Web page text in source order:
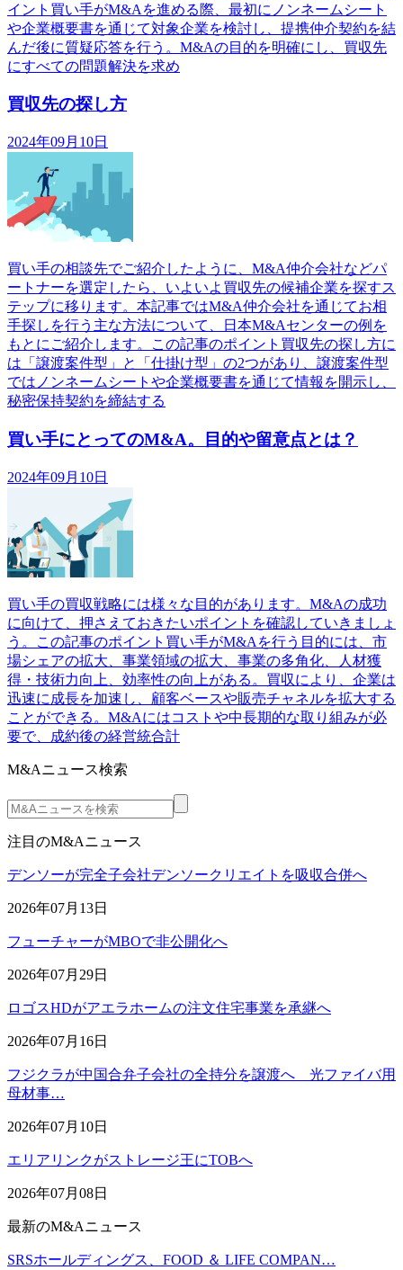
イント買い手がM&Aを進める際、最初にノンネームシート
や企業概要書を通じて対象企業を検討し、提携仲介契約を結
んだ後に質疑応答を行う。M&Aの目的を明確にし、買収先
にすべての問題解決を求め
買収先の探し方
2024年09月10日
買い手の相談先でご紹介したように、M&A仲介会社などパ
ートナーを選定したら、いよいよ買収先の候補企業を探すス
テップに移ります。本記事ではM&A仲介会社を通じてお相
手探しを行う主な方法について、日本M&Aセンターの例を
もとにご紹介します。この記事のポイント買収先の探し方に
は「譲渡案件型」と「仕掛け型」の2つがあり、譲渡案件型
ではノンネームシートや企業概要書を通じて情報を開示し、
秘密保持契約を締結する
買い手にとってのM&A。目的や留意点とは？
2024年09月10日
買い手の買収戦略には様々な目的があります。M&Aの成功
に向けて、押さえておきたいポイントを確認していきましょ
う。この記事のポイント買い手がM&Aを行う目的には、市
場シェアの拡大、事業領域の拡大、事業の多角化、人材獲
得・技術力向上、効率性の向上がある。買収により、企業は
迅速に成長を加速し、顧客ベースや販売チャネルを拡大する
ことができる。M&Aにはコストや中長期的な取り組みが必
要で、成約後の経営統合計
M&Aニュース検索
注目のM&Aニュース
デンソーが完全子会社デンソークリエイトを吸収合併へ
2026年07月13日
フューチャーがMBOで非公開化へ
2026年07月29日
ロゴスHDがアエラホームの注文住宅事業を承継へ
2026年07月16日
フジクラが中国合弁子会社の全持分を譲渡へ 光ファイバ用
母材事…
2026年07月10日
エリアリンクがストレージ王にTOBへ
2026年07月08日
最新のM&Aニュース
SRSホールディングス、FOOD ＆ LIFE COMPAN…